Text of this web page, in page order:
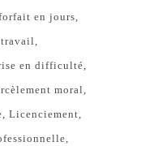
en jours
travail
en difficulté
moral
Licenciement